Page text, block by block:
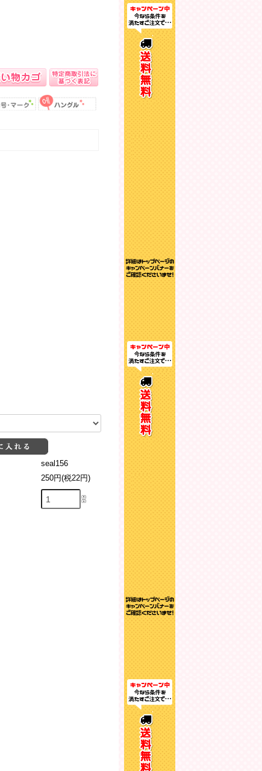
seal156
250円(税22円)